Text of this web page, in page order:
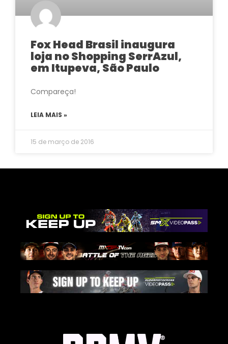
Fox Head Brasil inaugura
loja no Shopping SerrAzul,
em Itupeva, São Paulo
Compareça!
LEIA MAIS »
15 de março de 2016